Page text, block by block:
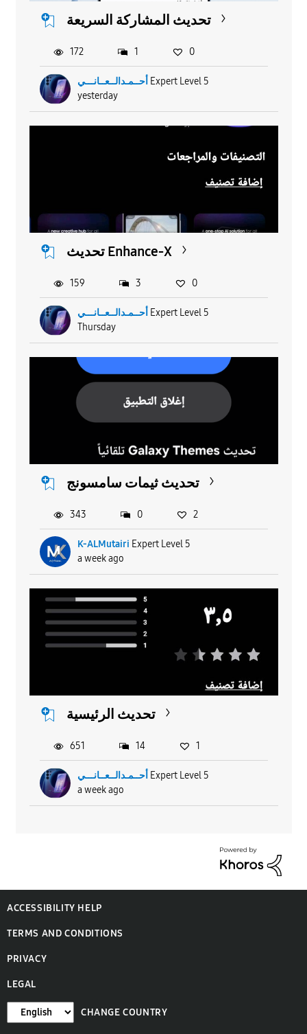
تحديث المشاركة السريعة
أحــمـدالــعــانـــي Expert Level 5
yesterday
172 1 0
تحديث Enhance-X
أحــمـدالــعــانـــي Expert Level 5
Thursday
159 3 0
تحديث ثيمات سامسونج
K-ALMutairi Expert Level 5
a week ago
343 0 2
تحديث الرئيسية
أحــمـدالــعــانـــي Expert Level 5
a week ago
651 14 1
ACCESSIBILITY HELP
TERMS AND CONDITIONS
PRIVACY
LEGAL
CHANGE COUNTRY